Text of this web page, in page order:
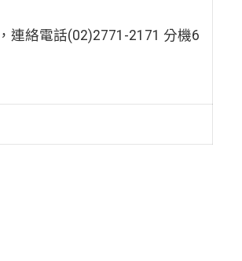
連絡電話(02)2771-2171 分機6